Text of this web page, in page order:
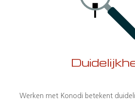
Werken met Konodi betekent